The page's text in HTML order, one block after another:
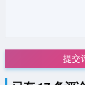
提交